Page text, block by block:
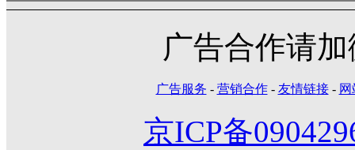
广告合作请加
广告服务 - 营销合作- 友情链接-
京ICP备